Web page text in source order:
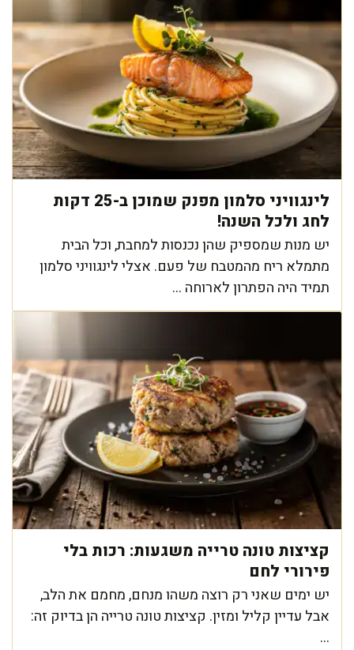
לינגוויני סלמון מפנק שמוכן ב-25 דקות
לחג ולכל השנה!
יש מנות שמספיק שהן נכנסות למחבת, וכל הבית
מתמלא ריח מהמטבח של פעם. אצלי לינגוויני סלמון
תמיד היה הפתרון לארוחה ...
קציצות טונה טרייה משגעות: רכות בלי
פירורי לחם
יש ימים שאני רק רוצה משהו מנחם, מחמם את הלב,
אבל עדיין קליל ומזין. קציצות טונה טרייה הן בדיוק זה:
...